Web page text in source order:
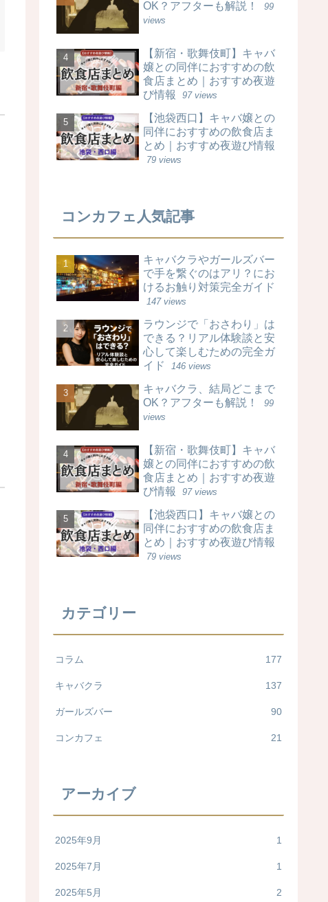
OK？アフターも解説！
99
views
【新宿・歌舞伎町】キャバ
嬢との同伴におすすめの飲
食店まとめ｜おすすめ夜遊
び情報
97 views
【池袋西口】キャバ嬢との
同伴におすすめの飲食店ま
とめ｜おすすめ夜遊び情報
79 views
コンカフェ人気記事
キャバクラやガールズバー
で手を繋ぐのはアリ？にお
けるお触り対策完全ガイド
147 views
ラウンジで「おさわり」は
できる？リアル体験談と安
心して楽しむための完全ガ
イド
146 views
キャバクラ、結局どこまで
OK？アフターも解説！
99
views
【新宿・歌舞伎町】キャバ
嬢との同伴におすすめの飲
食店まとめ｜おすすめ夜遊
び情報
97 views
【池袋西口】キャバ嬢との
同伴におすすめの飲食店ま
とめ｜おすすめ夜遊び情報
79 views
カテゴリー
コラム 177
キャバクラ 137
ガールズバー 90
コンカフェ 21
アーカイブ
2025年9月 1
2025年7月 1
2025年5月 2